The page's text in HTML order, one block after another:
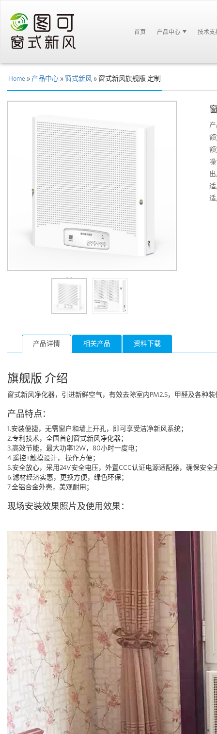
首页 产品中心 技术支
Home » 产品中心 » 窗式新风 » 窗式新风旗舰版 定制
额
额
适
产品详情 相关产品 资料下载
旗舰版 介绍
窗式新风净化器，引进新鲜空气，有效去除室内PM2.5，甲醛及各种
产品特点：
1.安装便捷，无需窗户和墙上开孔，即可享受洁净新风系统；
2.专利技术，全国首创窗式新风净化器；
3.高效节能，最大功率12W，80小时一度电；
4.遥控+触摸设计， 操作方便；
5.安全放心，采用24V安全电压，外置CCC认证电源适配器，确保安全
6.滤材经济实惠，更换方便，绿色环保；
7.全铝合金外壳，美观耐用；
现场安装效果照片及使用效果：